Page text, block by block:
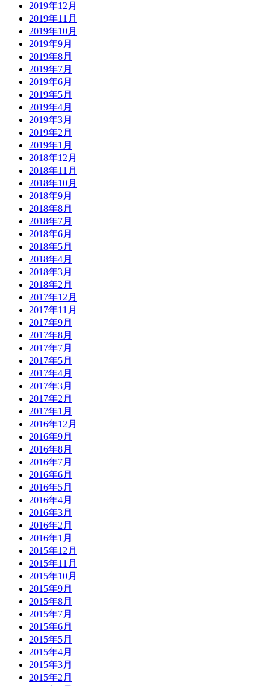
2019年12月
2019年11月
2019年10月
2019年9月
2019年8月
2019年7月
2019年6月
2019年5月
2019年4月
2019年3月
2019年2月
2019年1月
2018年12月
2018年11月
2018年10月
2018年9月
2018年8月
2018年7月
2018年6月
2018年5月
2018年4月
2018年3月
2018年2月
2017年12月
2017年11月
2017年9月
2017年8月
2017年7月
2017年5月
2017年4月
2017年3月
2017年2月
2017年1月
2016年12月
2016年9月
2016年8月
2016年7月
2016年6月
2016年5月
2016年4月
2016年3月
2016年2月
2016年1月
2015年12月
2015年11月
2015年10月
2015年9月
2015年8月
2015年7月
2015年6月
2015年5月
2015年4月
2015年3月
2015年2月